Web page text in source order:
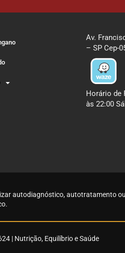
Av.
– SP Cep-
Horário de
às 22:00
autodiagnóstico, autotratamento
.
| Nutrição, Equilíbrio e Saúde